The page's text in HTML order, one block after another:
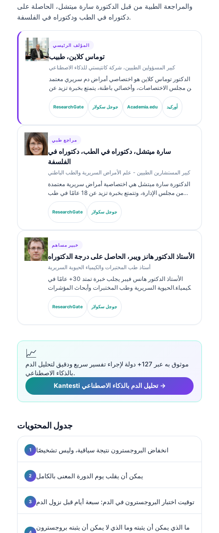
والمراجعة الطبية من قبل الدكتورة سارة ميتشل، الحاصلة على
دكتوراه في الطب ودكتوراه في الفلسفة.
المؤلف الرئيسي
توماس كلاين، طبيب
كبير المسؤولين الطبيين، شركة كانتيستي للذكاء الاصطناعي
الدكتور توماس كلاين هو اختصاصي أمراض دم سريري معتمد
من مجلس الاختصاصات، وأخصائي باطنة، يتمتع بخبرة تزيد عن
15 عاماً في الطب المخبري والتحليل السريري المدعوم
بالذكاء الاصطناعي. بصفته كبير مسؤولي الطب في Kantesti
AI، يوفّر إشرافاً طبياً على دقة المعلومات الطبية للشبكة
ResearchGate جوجل سكولار Academia.edu أوركيد
مراجع طبي
سارة ميتشل، دكتوراه في الطب، دكتوراه في
الفلسفة
كبير المستشارين الطبيين - علم الأمراض السريرية والطب الباطني
الدكتورة سارة ميتشل هي اختصاصية أمراض سريرية معتمدة
من مجلس الإدارة، وتتمتع بخبرة تزيد عن 18 عامًا في طب
المختبرات والتحليل التشخيصي. تحمل شهادات تخصص في
الكيمياء السريرية، ونشرت على نطاق واسع حول لوحات
ResearchGate جوجل سكولار
خبير مساهم
الأستاذ الدكتور هانز ويبر، الحاصل على درجة الدكتوراه
أستاذ طب المختبرات والكيمياء الحيوية السريرية
الأستاذ الدكتور هانس فيبر يجلب خبرة تمتد 30+ عامًا في
الكيمياء الحيوية السريرية وطب المختبرات وأبحاث المؤشرات
الحيوية. بصفته الرئيس السابق للجمعية الألمانية للكيمياء
السريرية، يتخصص في تحليل لوحات التشخيص، وتوحيد
المؤشرات الحيوية، والطب المخبري المدعوم بالذكاء
ResearchGate جوجل سكولار
📈
موثوق به عبر 127+ دولة لإجراء تفسير سريع ودقيق لتحليل الدم
بالذكاء الاصطناعي.
Kantesti تحليل الدم بالذكاء الاصطناعي →
جدول المحتويات
انخفاض البروجسترون نتيجة سياقية، وليس تشخيصًا
يمكن أن يقلب يوم الدورة المعنى بالكامل
توقيت اختبار البروجسترون في الدم: سبعة أيام قبل نزول الدم
ما الذي يمكن أن يثبته وما الذي لا يمكن أن يثبته بروجسترون